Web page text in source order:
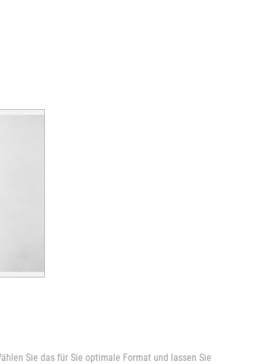
Sie das für Sie optimale Format und lassen Sie